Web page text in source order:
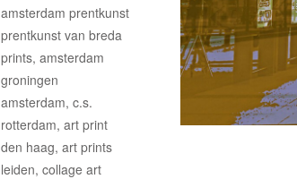
amsterdam prentkunst
prentkunst van breda
prints, amsterdam
groningen
amsterdam, c.s.
rotterdam, art print
den haag, art prints
leiden, collage art